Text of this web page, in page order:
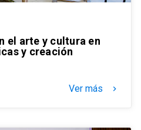
el arte y cultura en
y creación
Ver más keyboard_arrow_right